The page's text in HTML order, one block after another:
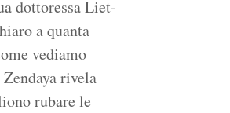
dottoressa Liet-
a quanta
vediamo
rivela
rubare le